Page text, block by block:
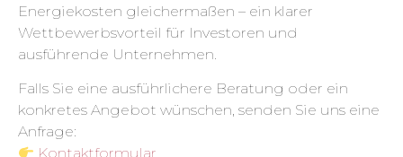
Energiekosten gleichermaßen – ein klarer
Wettbewerbsvorteil für Investoren und
ausführende Unternehmen.
Falls Sie eine ausführlichere Beratung oder ein
konkretes Angebot wünschen, senden Sie uns eine
Anfrage:
Kontaktformular